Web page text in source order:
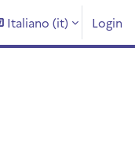
Italiano ‎(it)‎ Login